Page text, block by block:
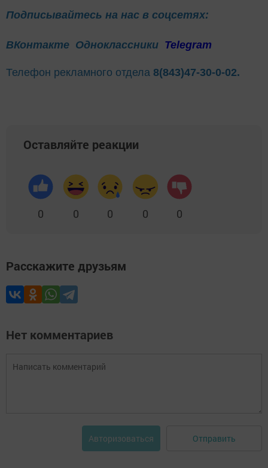
Подписывайтесь на нас в соцсетях:
ВКонтакте Одноклассники Telegram
Телефон рекламного отдела 8(843)47-30-0-02.
Оставляйте реакции
0 0 0 0 0
Расскажите друзьям
Нет комментариев
Авторизоваться Отправить